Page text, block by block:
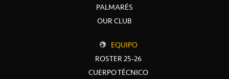
PALMARÉS
OUR CLUB
EQUIPO
ROSTER 25-26
CUERPO TÉCNICO